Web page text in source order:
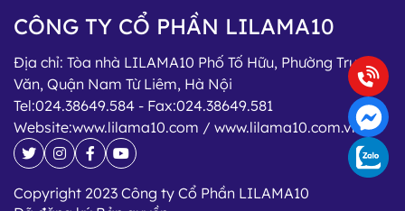
CÔNG TY CỔ PHẦN LILAMA10
Địa chỉ: Tòa nhà LILAMA10 Phố Tố Hữu, Phường Trung
Văn, Quận Nam Từ Liêm, Hà Nội
Tel:024.38649.584 - Fax:024.38649.581
Website:www.lilama10.com / www.lilama10.com.vn
Copyright 2023 Công ty Cổ Phần LILAMA10